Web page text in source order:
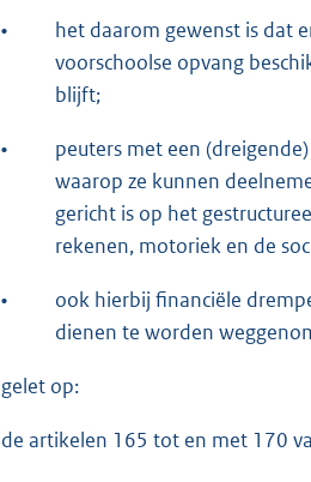
•
het daarom gewenst is dat
voorschoolse opvang
blijft;
•
peuters met een
waarop ze kunnen
gericht is op het
rekenen, motoriek en de
•
ook hierbij financiële
dienen te worden
gelet op:
de artikelen 165 tot en met 170